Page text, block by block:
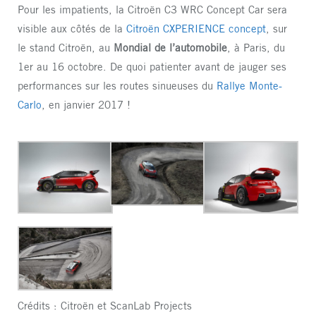
Pour les impatients, la Citroën C3 WRC Concept Car sera
visible aux côtés de la Citroën CXPERIENCE concept , sur
le stand Citroën, au Mondial de l’automobile , à Paris, du
1er au 16 octobre. De quoi patienter avant de jauger ses
performances sur les routes sinueuses du Rallye Monte-
Carlo , en janvier 2017 !
Crédits : Citroën et ScanLab Projects